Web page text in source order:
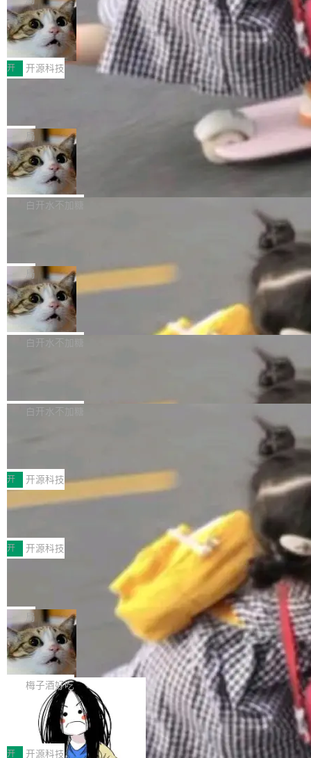
哪些组合有效，作者说，你得靠"文档、校验、或
者部落知识"。 换个写法。Rust 的 enum，两个
变体：Switchable...
有科技公司做的一样。只不过，实际上它不一
样。这是 Sandstorm.io 的重制版，我十年前的
那个创业公司。不同的是，这次它构建在 Cloudf
lare Workers 上——我花了九年时间搭建的平台
——并且深度集成了 AI。这基本上是我十年秘密
Workers 和 Durable Objects 的守护进程。 设
计思路很直接：每个对象是一个独立的 SQLite
数据库，按名称寻址，复制到你自己的 S3 兼容
存储库里。节点之间只通过这个存储库协调——
没有控制平面，没有共识协议。每个对象自带一
个小型数据库，应用天然按分片构建，单个数据
库的竞争和爆炸半径问题在设计层面就被消除
了。 闲置的 cell 会休眠到几乎不占资源。当 cel
l 迁移或唤醒时，新宿主从 S3 恢复 SQLite 数据
库继续执行。存储库是持久化的唯一真相...
鲁大师7月新机性能/流畅/AI榜：vivo夺
性能、流畅双第一，三星Galaxy Z系列
新折叠缺席
2026年7月的手机市场，由于存储等硬件成本暴
增，手机厂商的日子也不好过啊，新机速度明显
放缓，因此硝烟味淡了许多。新机参数规格除开
高价的三星折叠（三星Galaxy Z Fold8 Ultra / Z
Fold8 / Z Flip8）外，其余要么是中低端机器，
例如iQOO Z11i、REDMI Note 17、REDMI No
te 17 Pro、OPPO K15，要么是vivo X300 E这
样的次旗舰。 Galaxy Z Fold8 Ultra / Z Fold8 /
Z Flip8三款折叠屏新机均在7月22日发布，且全
部搭载骁龙8 Elite Gen5 for Galaxy，它们本该
开 开源科技
Zed 编辑器团队发布了新项目——DeltaDB，一
个在 git commit 之间记录每一次编辑操作的版
本控制系统。目前处于 Early Access 阶段。 De
ltaDB 的核心思路直接写在 landing page 最显
眼的位置：「Software is made between com
mits」——软件是在 commit 之间写出来的。git
是把这段空隙补上。 回退到任何一次编辑：Delt
aDB 捕获 commit 之间的每一次操作，...
局
SpaceXAI 单季资本开支达 183 亿美元
根据风险投资人Tomer Tunguz 博客（VC 分
析）披露的最新分析与第二季度业绩报告，Spac
微软同期总资本开支的四成。 与亚马逊、Alpha
bet、微软以及 Meta 等传统科技巨头相比，Spa
ceXAI的资金消耗速度尤为引人瞩目。然而，支
撑庞大支出的资金来源却呈现出截然不同的面
貌。数据显示，微软和 Meta 主要依托充沛的经
白开水不加糖
一个在终端里运行的编程 agent；Muse Spark
1.2，驱动这个 agent 的新模型。一句话概括：
你可以用 curl -fsSL https://dev.meta.ai/install.
sh | bash 安装一个能在大项目里自动规划、写
代码、验证结果的 AI 终端工具。 据介绍，Muse
个主 agent 循环，外加一组后台 agent。这些后
局
美团开源 LoHoSearch，用知识图谱校
准 AI 能力认知
机器出题的前提，是让机器拥有全局视野。整个
构建流程可以分为四个环节：建图 → 控制难度
白开水不加糖
库，并将作为transport接入Mooncake TENT。
MPComm将作为一种传输引擎接入Mooncake T
ENT，实现零拷贝传输性能提升30%、非零拷贝
传输性能最高提升5倍。UCL-MPComm底层基
于自研UCL-Engine通信引擎，后续腾讯网平将
持续开源更多基于UCL-Engine的高性能通信组
件。 腾讯网平团队在UCL-MPComm中实现了一
个独立于业务线程的全局通信引擎（Engine），
白开水不加糖
型案例入选名单》，深信服“面向企业研发场景的
开源 AI 编程平台 CoStrict 应用”凭借卓越的技术
创新与落地成效成功入选。 全链路私有化部署，
助力企业AI研发安全落地 当前，越来越多企业已
经开始引入 AI Coding 工具，通过调用公有云模
型或企业内部部署模型提升研发效率。但随着 AI
Coding 从个人辅助工具逐步走向团队级、组织
级应用，企业在规模化落地过程中，对安全性、
可控性和代码质量提出了更高要求。 首先是数据
安全与合规要求。对于大多数普通研发场景，公
有云模型能够满足快速试用和效率提升的需求。
但对于金融、能源、医疗等对数据安全要求较...
开 开源科技
深信服AI算力网关入选工信部人工智能
前不久，工业和信息化部正式发布《2025年人工
智能应用典型案例名单》，集中展示人工智能在
各领域的应用成果，覆盖技术底座、行业赋能、
产品应用、支撑保障、专题等五大方向。深信服
AI算力网关（AI创新平台）成功入选！ 随着各行
各业的Agent走向规模化建设，算力构成形态逐
渐丰富，用户关注的重点也在发生变化：不只是
让AI用起来，还要进一步看清混合算力时代下，
Token花在哪里、算力是否被充分利用，以及持
续增长的AI成本该如何优化。 深信服AI算力网关
正是围绕这些实际问题，从Token治理和成本治
理两个方面，让用户的每一份算力都看得清、管
得住、用得稳、省得下、更安全！ 一、从现在开
始，Token使用一目...
开 开源科技
Jeff Dean 离开 Google：一个时代的结
束，一个实验室的开始
Google 员工编号 20。MapReduce 作者之一。
Bigtable 作者之一。TensorFlow 的作者之一。
Gemini 的架构师。Google 首席科学家。 Jeff D
ean 在 Google 工作了 27 年后，宣布离职。 他
不是一个人走。一同离开的还有 Sanjay Ghema
wat（Google 员工编号 23，Jeff Dean 二十多
年的编程搭档，MapReduce 和 Bigtable 的共同
作者）、Quoc Le（Google 大脑核心成员，Se
q2Seq 和 DocAI 的共同发明人）以及 Oriol Vin
yals（Gemini 联合负责人，AlphaSta...
局
🔥 SolonCode v2026.8.4 发布：界面
字体可调、22 种语言、记忆搜索增强
打开终端就能上岗的全中文编码智能体，这一轮
把「看得清、用母语、记得住」三件事一次补
齐。 SolonCode 是什么 SolonCode 是杭州无
耳科技研发的企业级终端编码智能体——一位全
中文驱动的数字员工，自主理解需求、规划步
骤、编写代码。不挑模型、不挑平台，curl 一行
梅子酒好吃
让“代码语义理解”深度释放AI Coding
价值潜能：华为云码道（CodeArts）
代码仓技术解析
一、代码仓深度理解技术的作用与价值 在软件工
程实践中，代码仓是企业核心知识资产的主要载
开 开源科技